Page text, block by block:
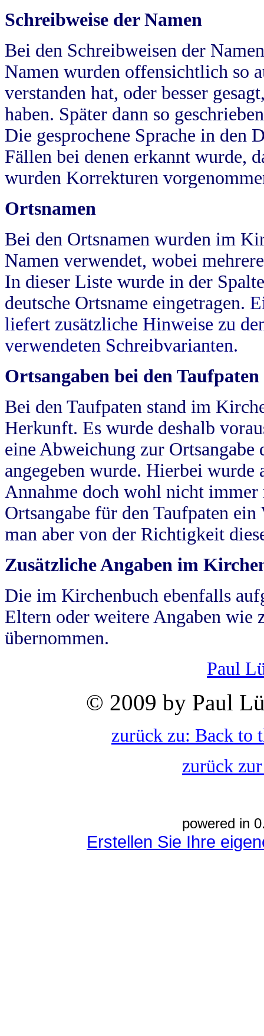
Schreibweise der Namen
Bei den Schreibweisen der
Namen wurden offensichtlich so
verstanden hat, oder besser
haben. Später dann so
Die gesprochene Sprache in
Fällen bei denen erkannt wurde,
wurden Korrekturen
Ortsnamen
Bei den Ortsnamen wurden im
Namen verwendet, wobei
In dieser Liste wurde in der
deutsche Ortsname eingetragen.
liefert zusätzliche Hinweise zu
verwendeten Schreibvarianten.
Ortsangaben bei den Taufpaten
Bei den Taufpaten stand im
Herkunft. Es wurde deshalb
eine Abweichung zur
angegeben wurde. Hierbei wurde
Annahme doch wohl nicht
Ortsangabe für den Taufpaten
man aber von der Richtigkeit
Zusätzliche Angaben im
Die im Kirchenbuch ebenfalls
Eltern oder weitere Angaben wie
übernommen.
Paul
© 2009 by Paul
zurück zu: Back to
zurück
powered in
Erstellen Sie Ihre